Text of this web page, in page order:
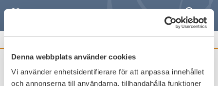
Denna webbplats använder cookies
Vi använder enhetsidentifierare för att anpassa innehållet
och annonserna till användarna, tillhandahålla funktioner
SökMeny
FRAMSTÄLLNINGAR
Försvårande av bedrägeri-SMS och